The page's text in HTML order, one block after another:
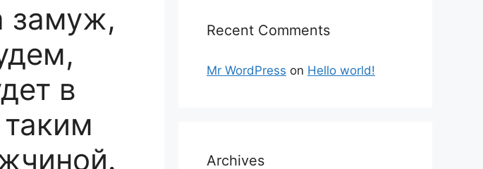
замуж,
в
Recent Comments
Mr WordPress on Hello world!
Archives